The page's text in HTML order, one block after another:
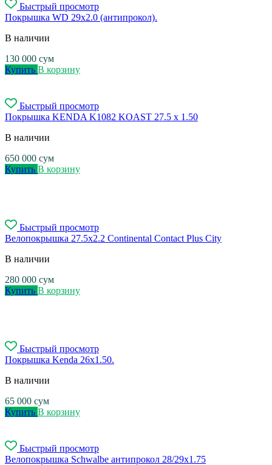
Быстрый просмотр
Покрышка WD 29x2.0 (антипрокол).
В наличии
130 000 сум
Купить В корзину
Быстрый просмотр
Покрышка KENDA K1082 KOAST 27.5 х 1.50
В наличии
650 000 сум
Купить В корзину
Быстрый просмотр
Велопокрышка 27.5x2.2 Continental Contact Plus City
В наличии
280 000 сум
Купить В корзину
Быстрый просмотр
Покрышка Kenda 26x1.50.
В наличии
65 000 сум
Купить В корзину
Быстрый просмотр
Велопокрышка Schwalbe антипрокол 28/29х1.75